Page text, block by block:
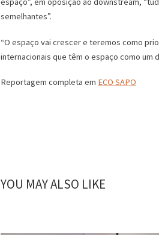
semelhantes”.
“O espaço vai crescer e teremos como
internacionais que têm o espaço como um
Reportagem completa em ECO SAPO
YOU MAY ALSO LIKE